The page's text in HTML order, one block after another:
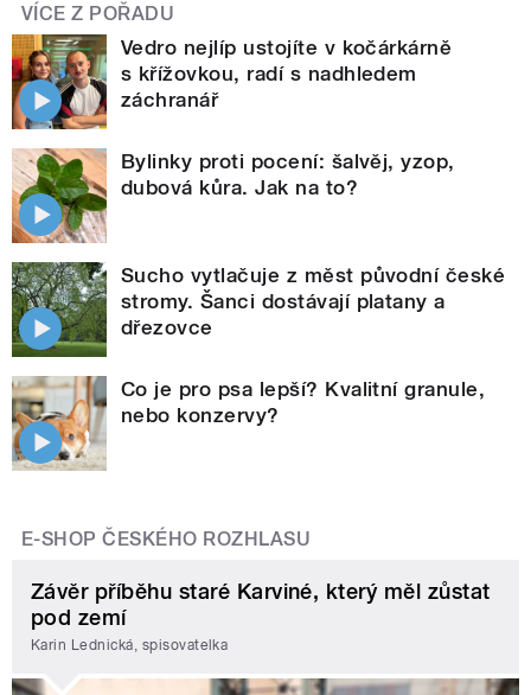
VÍCE Z POŘADU
Vedro nejlíp ustojíte v kočárkárně
s křížovkou, radí s nadhledem
záchranář
Bylinky proti pocení: šalvěj, yzop,
dubová kůra. Jak na to?
Sucho vytlačuje z měst původní české
stromy. Šanci dostávají platany a
dřezovce
Co je pro psa lepší? Kvalitní granule,
nebo konzervy?
E-SHOP ČESKÉHO ROZHLASU
Závěr příběhu staré Karviné, který měl zůstat
pod zemí
Karin Lednická, spisovatelka